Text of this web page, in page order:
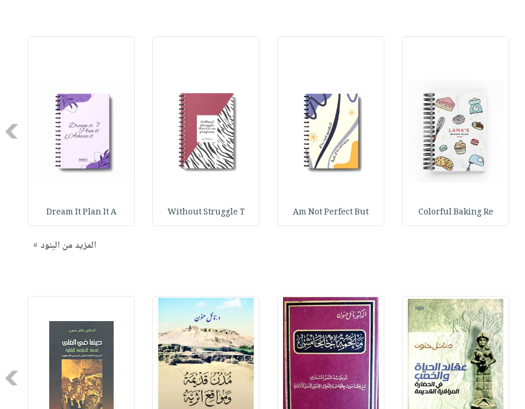
Colorful Baking Re
Am Not Perfect But
Without Struggle T
Dream It Plan It A
المزيد من البنود »